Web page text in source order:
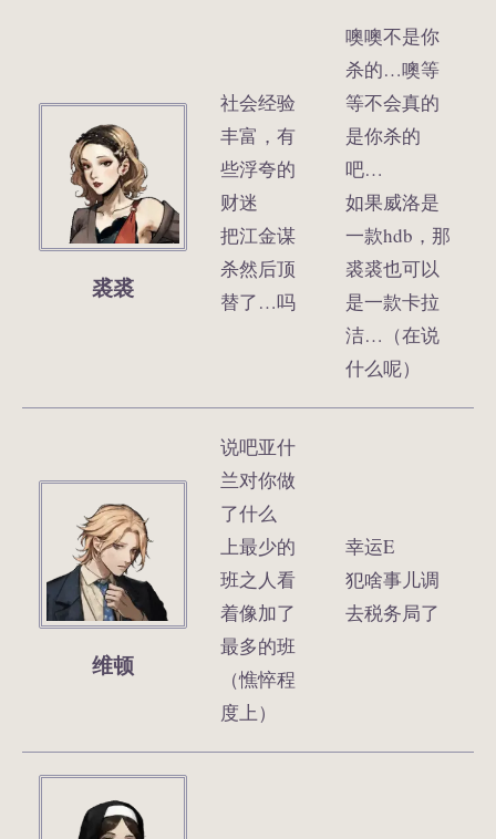
裘裘
社会经验
丰富，有
些浮夸的
财迷
把江金谋
杀然后顶
替了…吗
噢噢不是你
杀的…噢等
等不会真的
是你杀的
吧…
如果威洛是
一款hdb，那
裘裘也可以
是一款卡拉
洁…（在说
什么呢）
维顿
说吧亚什
兰对你做
了什么
上最少的
班之人看
着像加了
最多的班
（憔悴程
度上）
幸运E
犯啥事儿调
去税务局了